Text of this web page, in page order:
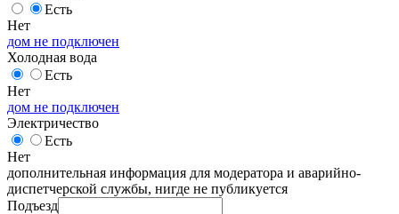
Есть
Нет
дом не подключен
Холодная вода
Есть
Нет
дом не подключен
Электричество
Есть
Нет
дополнительная информация для модератора и аварийно-
диспетчерской службы, нигде не публикуется
Подъезд